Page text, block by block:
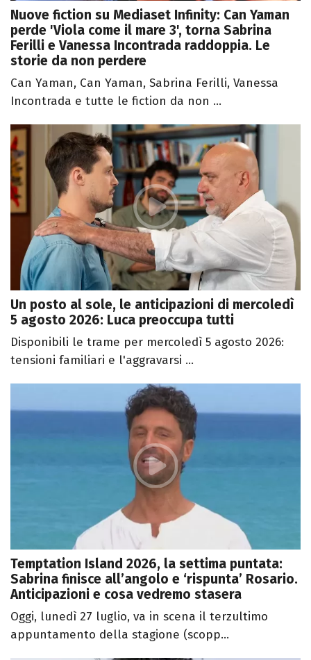
Nuove fiction su Mediaset Infinity: Can Yaman
perde 'Viola come il mare 3', torna Sabrina
Ferilli e Vanessa Incontrada raddoppia. Le
storie da non perdere
Can Yaman, Can Yaman, Sabrina Ferilli, Vanessa
Incontrada e tutte le fiction da non ...
Un posto al sole, le anticipazioni di mercoledì
5 agosto 2026: Luca preoccupa tutti
Disponibili le trame per mercoledì 5 agosto 2026:
tensioni familiari e l'aggravarsi ...
Temptation Island 2026, la settima puntata:
Sabrina finisce all’angolo e ‘rispunta’ Rosario.
Anticipazioni e cosa vedremo stasera
Oggi, lunedì 27 luglio, va in scena il terzultimo
appuntamento della stagione (scopp...